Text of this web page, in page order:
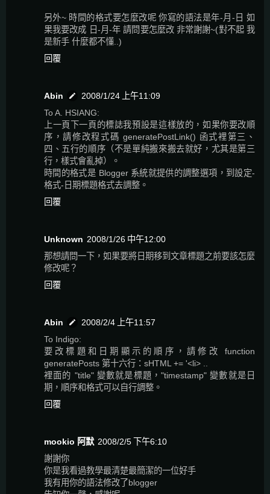
另外~ 時間的格式要怎麼改呢 你寫的語法是年-月-日 如
果我要改成 日-月-年 請問要怎麼改 非常謝謝~(對不起 我
是新手 什麼都不懂..)
回覆
Abin
2008/1/24 上午11:09
To A. HSIANG:
上一頁下一頁的標誌我預設是這樣放的，如果你要改順
序，請修改程式碼 generatePostLink() 函式裡第三、
四、五行的順序（不是單純搬來搬去就好，尤其是第三
行，樣式會亂掉）。
時間的格式是 Blogger 系統就提供的調整選項，到設定-
格式-日期標題格式去調整。
回覆
Unknown 2008/1/26 中午12:00
那想請問一下，如果要將日期移到文章標題之前要該怎麼
修改呢？
回覆
Abin
2008/2/4 上午11:57
To Indigo:
要改標題和日期顯示的順序，請修改 function
generatePosts 第十六行：sHTML += '<li> ..
裡面的 "title" 變數就是標題，"timestamp" 變數就是日
期，順序和格式可以自行調整。
回覆
mookio 阿默 2008/2/5 下午6:10
謝謝你
你是我看過教學最清楚最簡潔的一位好手
我有用你的語法修改了blogger